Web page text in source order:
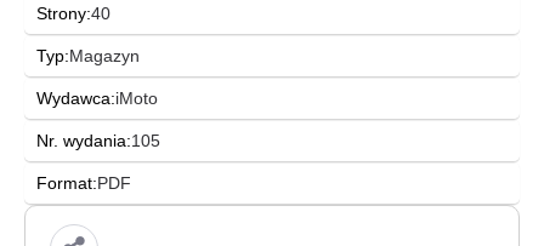
Strony:40
Typ:Magazyn
Wydawca:iMoto
Nr. wydania:105
Format:PDF